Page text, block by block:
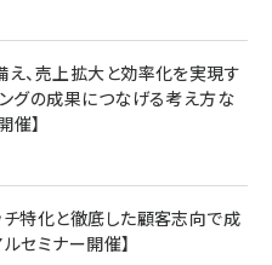
え、売上拡大と効率化を実現す
ングの成果につなげる考え方な
催】
特化と徹底した顧客志向で成
セミナー開催】